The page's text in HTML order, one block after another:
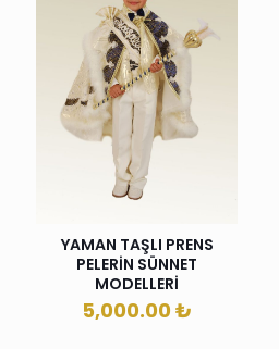
YAMAN TAŞLI PRENS
PELERİN SÜNNET
MODELLERİ
5,000.00₺